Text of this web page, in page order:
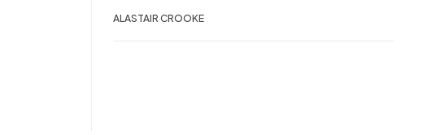
ALASTAIR CROOKE